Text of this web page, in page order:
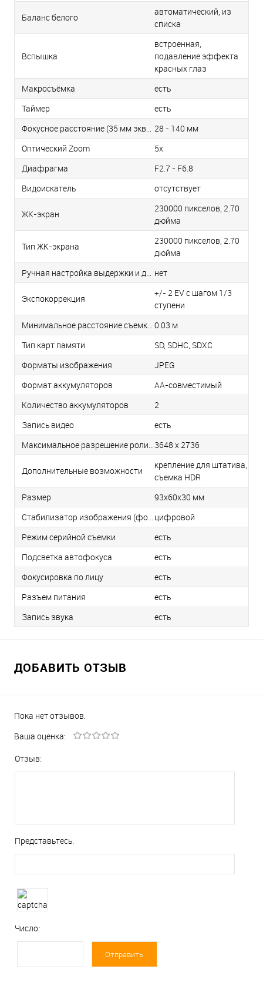
Баланс белого
автоматический, из
списка
Вспышка
встроенная,
подавление эффекта
красных глаз
Макросъёмка
есть
Таймер
есть
Фокусное расстояние (35 мм эквивалент) 28 - 140 мм
Оптический Zoom
5x
Диафрагма
F2.7 - F6.8
Видоискатель
отсутствует
ЖК-экран
230000 пикселов, 2.70
дюйма
Тип ЖК-экрана
230000 пикселов, 2.70
дюйма
Ручная настройка выдержки и диафрагмы нет
Экспокоррекция
+/- 2 EV с шагом 1/3
ступени
Минимальное расстояние съемки 0.03 м
Тип карт памяти
SD, SDHC, SDXC
Форматы изображения
JPEG
Формат аккумуляторов
AA-совмеcтимый
Количество аккумуляторов
2
Запись видео
есть
Максимальное разрешение роликов3648 x 2736
Дополнительные возможности
крепление для штатива,
cъемка HDR
Размер
93x60x30 мм
Стабилизатор изображения (фотосъемка) цифровой
Режим серийной съемки
есть
Подсветка автофокуса
есть
Фокусировка по лицу
есть
Разъем питания
есть
Запись звука
есть
ДОБАВИТЬ ОТЗЫВ
Пока нет отзывов.
Ваша оценка:
Отзыв:
Представьтесь:
Число: